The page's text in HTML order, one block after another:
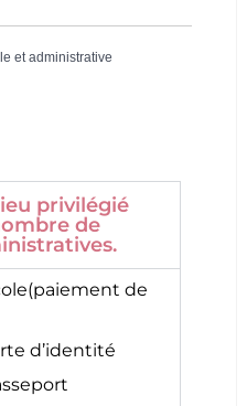
et administrative
privilégié
de
de
d’identité